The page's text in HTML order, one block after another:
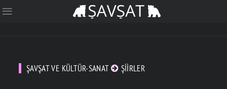
ŞAVŞAT VE KÜLTÜR-SANAT ŞIIRLER